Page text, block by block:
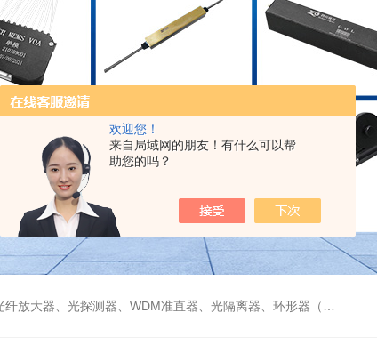
欢迎您！
来自局域网的朋友！有什么可以帮
助您的吗？
器、起偏器、耦合器、单纤/双纤准直器、激光准直器、光纤反射镜、光纤旋转器、偏振控制器（三环、挤压式）、光栅、波分复用器（CWDM/DWDM）等